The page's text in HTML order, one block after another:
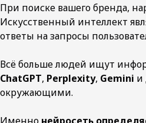
При поиске вашего бренда,
Искусственный интеллект
ответы на запросы
Всё больше людей ищут
ChatGPT, Perplexity, Gemini и
окружающими.